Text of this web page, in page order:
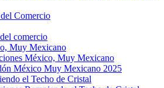
Comercio
comercio
Muy Mexicano
México, Muy Mexicano
México Muy Mexicano 2025
el Techo de Cristal